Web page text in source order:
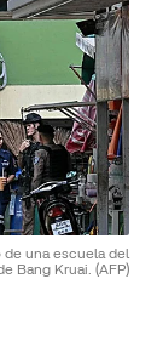
una escuela del
Bang Kruai. (AFP)